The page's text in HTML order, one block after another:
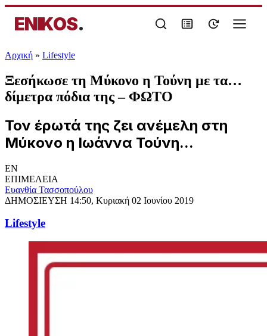
ENIKOS.
Αρχική » Lifestyle
Ξεσήκωσε τη Μύκονο η Τούνη με τα…
δίμετρα πόδια της – ΦΩΤΟ
Τον έρωτά της ζει ανέμελη στη
Μύκονο η Ιωάννα Τούνη...
EN
ΕΠΙΜΕΛΕΙΑ
Ευανθία Τασσοπούλου
ΔΗΜΟΣΙΕΥΣΗ 14:50, Κυριακή 02 Ιουνίου 2019
Lifestyle